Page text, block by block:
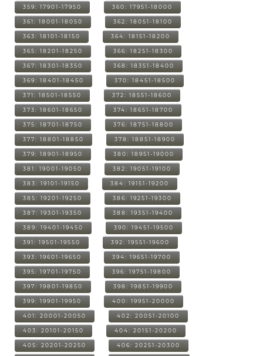
359: 17901-17950 360: 17951-18000
361: 18001-18050 362: 18051-18100
363: 18101-18150 364: 18151-18200
365: 18201-18250 366: 18251-18300
367: 18301-18350 368: 18351-18400
369: 18401-18450 370: 18451-18500
371: 18501-18550 372: 18551-18600
373: 18601-18650 374: 18651-18700
375: 18701-18750 376: 18751-18800
377: 18801-18850 378: 18851-18900
379: 18901-18950 380: 18951-19000
381: 19001-19050 382: 19051-19100
383: 19101-19150 384: 19151-19200
385: 19201-19250 386: 19251-19300
387: 19301-19350 388: 19351-19400
389: 19401-19450 390: 19451-19500
391: 19501-19550 392: 19551-19600
393: 19601-19650 394: 19651-19700
395: 19701-19750 396: 19751-19800
397: 19801-19850 398: 19851-19900
399: 19901-19950 400: 19951-20000
401: 20001-20050 402: 20051-20100
403: 20101-20150 404: 20151-20200
405: 20201-20250 406: 20251-20300